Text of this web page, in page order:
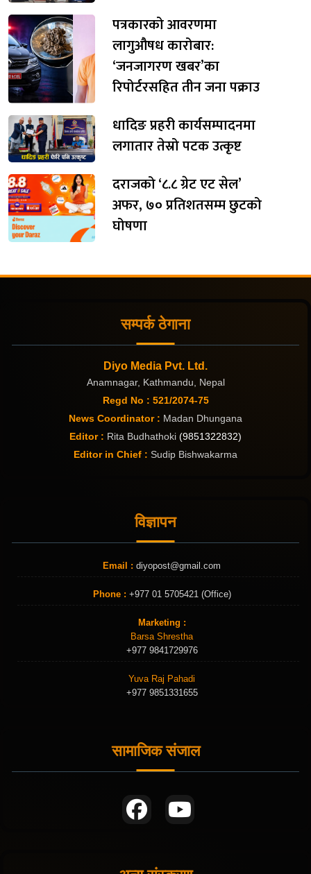
पत्रकारको आवरणमा
लागुऔषध कारोबार:
‘जनजागरण खबर’का
रिपोर्टरसहित तीन जना पक्राउ
धादिङ प्रहरी कार्यसम्पादनमा
लगातार तेस्रो पटक उत्कृष्ट
दराजको ‘८.८ ग्रेट एट सेल’
अफर, ७० प्रतिशतसम्म छुटको
घोषणा
सम्पर्क ठेगाना
Diyo Media Pvt. Ltd.
Anamnagar, Kathmandu, Nepal
Regd No : 521/2074-75
News Coordinator : Madan Dhungana
Editor : Rita Budhathoki (9851322832)
Editor in Chief : Sudip Bishwakarma
विज्ञापन
Email : diyopost@gmail.com
Phone : +977 01 5705421 (Office)
Marketing :
Barsa Shrestha
+977 9841729976
Yuva Raj Pahadi
+977 9851331655
सामाजिक संजाल